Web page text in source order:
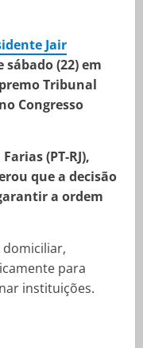
Jair
(22) em
Tribunal
Congresso
(PT-RJ),
que a decisão
a ordem
domiciliar,
para
instituições.